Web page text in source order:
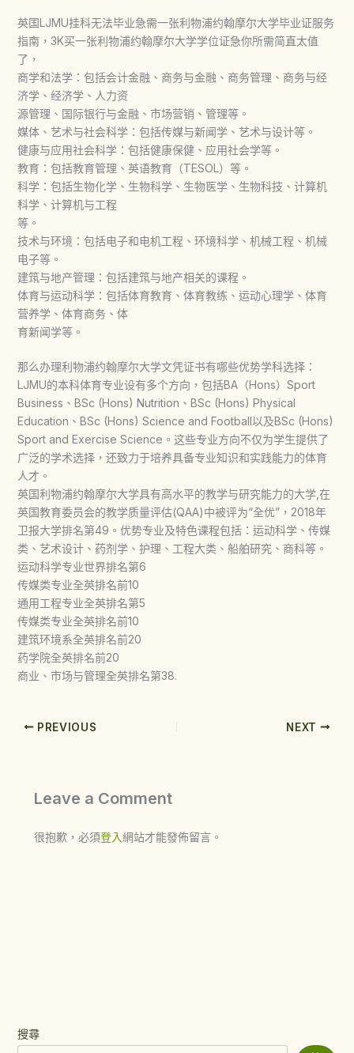
英国LJMU挂科无法毕业急需一张利物浦约翰摩尔大学毕业证服务
指南，3K买一张利物浦约翰摩尔大学学位证急你所需简直太值
了，
商学和法学：包括会计金融、商务与金融、商务管理、商务与经
济学、经济学、人力资
源管理、国际银行与金融、市场营销、管理等。
媒体、艺术与社会科学：包括传媒与新闻学、艺术与设计等。
健康与应用社会科学：包括健康保健、应用社会学等。
教育：包括教育管理、英语教育（TESOL）等。
科学：包括生物化学、生物科学、生物医学、生物科技、计算机
科学、计算机与工程
等。
技术与环境：包括电子和电机工程、环境科学、机械工程、机械
电子等。
建筑与地产管理：包括建筑与地产相关的课程。
体育与运动科学：包括体育教育、体育教练、运动心理学、体育
营养学、体育商务、体
育新闻学等。
那么办理利物浦约翰摩尔大学文凭证书有哪些优势学科选择：
LJMU的本科体育专业设有多个方向，包括BA（Hons）Sport
Business、BSc (Hons) Nutrition、BSc (Hons) Physical
Education、BSc (Hons) Science and Football以及BSc (Hons)
Sport and Exercise Science。这些专业方向不仅为学生提供了
广泛的学术选择，还致力于培养具备专业知识和实践能力的体育
人才。
英国利物浦约翰摩尔大学具有高水平的教学与研究能力的大学,在
英国教育委员会的教学质量评估(QAA)中被评为“全优”，2018年
卫报大学排名第49。优势专业及特色课程包括：运动科学、传媒
类、艺术设计、药剂学、护理、工程大类、船舶研究、商科等。
运动科学专业世界排名第6
传媒类专业全英排名前10
通用工程专业全英排名第5
传媒类专业全英排名前10
建筑环境系全英排名前20
药学院全英排名前20
商业、市场与管理全英排名第38.
PREVIOUS NEXT
Leave a Comment
很抱歉，必須登入網站才能發佈留言。
搜尋